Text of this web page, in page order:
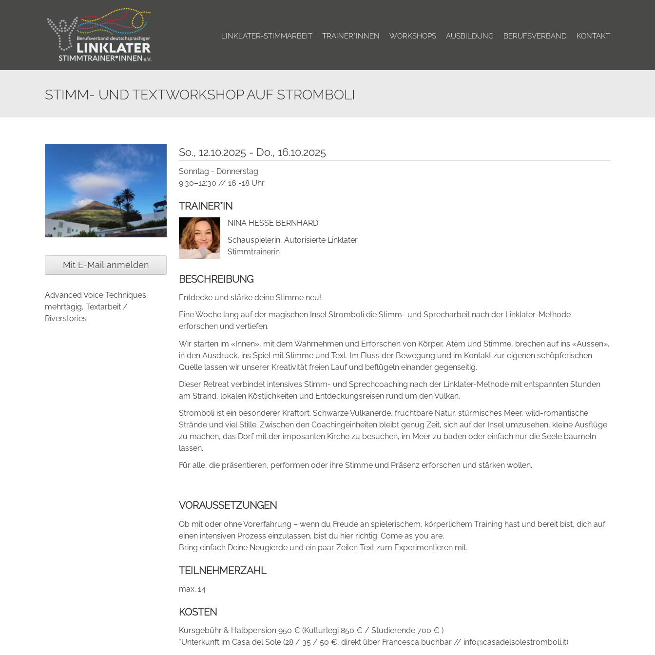
LINKLATER-STIMMARBEIT TRAINER*INNEN WORKSHOPS AUSBILDUNG BERUFSVERBAND KONTAKT
STIMM- UND TEXTWORKSHOP AUF STROMBOLI
Mit E-Mail anmelden
Advanced Voice Techniques,
mehrtägig, Textarbeit /
Riverstories
So., 12.10.2025 - Do., 16.10.2025
Sonntag - Donnerstag
9:30–12:30 // 16 -18 Uhr
TRAINER*IN
NINA HESSE BERNHARD
Schauspielerin, Autorisierte Linklater
Stimmtrainerin
BESCHREIBUNG
Entdecke und stärke deine Stimme neu!
Eine Woche lang auf der magischen Insel Stromboli die Stimm- und Sprecharbeit nach der Linklater-Methode
erforschen und vertiefen.
Wir starten im «Innen», mit dem Wahrnehmen und Erforschen von Körper, Atem und Stimme, brechen auf ins «Aussen»,
in den Ausdruck, ins Spiel mit Stimme und Text. Im Fluss der Bewegung und im Kontakt zur eigenen schöpferischen
Quelle lassen wir unserer Kreativität freien Lauf und beflügeln einander gegenseitig.
Dieser Retreat verbindet intensives Stimm- und Sprechcoaching nach der Linklater-Methode mit entspannten Stunden
am Strand, lokalen Köstlichkeiten und Entdeckungsreisen rund um den Vulkan.
Stromboli ist ein besonderer Kraftort. Schwarze Vulkanerde, fruchtbare Natur, stürmisches Meer, wild-romantische
Strände und viel Stille. Zwischen den Coachingeinheiten bleibt genug Zeit, sich auf der Insel umzusehen, kleine Ausflüge
zu machen, das Dorf mit der imposanten Kirche zu besuchen, im Meer zu baden oder einfach nur die Seele baumeln
lassen.
Für alle, die präsentieren, performen oder ihre Stimme und Präsenz erforschen und stärken wollen.
VORAUSSETZUNGEN
Ob mit oder ohne Vorerfahrung – wenn du Freude an spielerischem, körperlichem Training hast und bereit bist, dich auf
einen intensiven Prozess einzulassen, bist du hier richtig. Come as you are.
Bring einfach Deine Neugierde und ein paar Zeilen Text zum Experimentieren mit.
TEILNEHMERZAHL
max. 14
KOSTEN
Kursgebühr & Halbpension 950 € (Kulturlegi 850 € / Studierende 700 € )
*Unterkunft im Casa del Sole (28 / 35 / 50 €, direkt über Francesca buchbar // info@casadelsolestromboli.it)